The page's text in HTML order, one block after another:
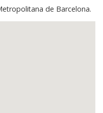
de Barcelona.